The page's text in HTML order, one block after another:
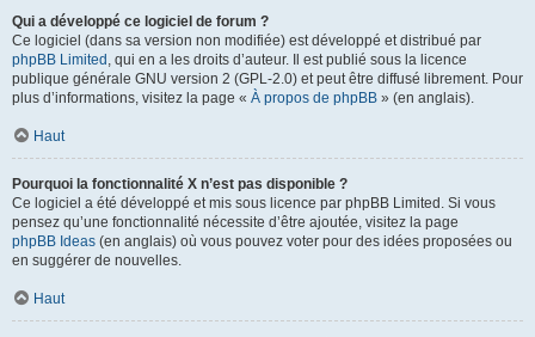
Qui a développé ce logiciel de forum ?
Ce logiciel (dans sa version non modifiée) est développé et distribué par
phpBB Limited , qui en a les droits d’auteur. Il est publié sous la licence
publique générale GNU version 2 (GPL-2.0) et peut être diffusé librement. Pour
plus d’informations, visitez la page « À propos de phpBB » (en anglais).
Haut
Pourquoi la fonctionnalité X n’est pas disponible ?
Ce logiciel a été développé et mis sous licence par phpBB Limited. Si vous
pensez qu’une fonctionnalité nécessite d’être ajoutée, visitez la page
phpBB Ideas (en anglais) où vous pouvez voter pour des idées proposées ou
en suggérer de nouvelles.
Haut